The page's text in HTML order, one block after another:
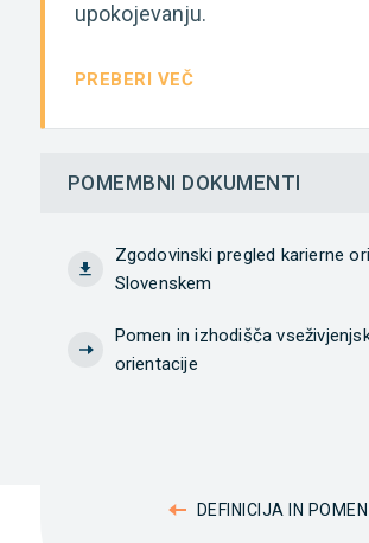
upokojevanju.
PREBERI VEČ
POMEMBNI DOKUMENTI
Zgodovinski pregled karierne
Slovenskem
Pomen in izhodišča
orientacije
DEFINICIJA IN POMEN